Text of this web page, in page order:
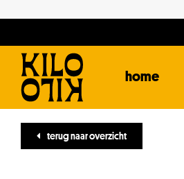
inhoud
home
terug naar overzicht